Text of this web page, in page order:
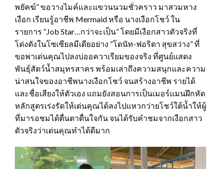
พยัคฆ์” ขอวางไมค์และแขวนนวมชั่วคราว มาสวมหาง
เงือก เรียนรู้อาชีพ Mermaid หรือ นางเงือกโชว์ ใน
รายการ “Job Star…กว่าจะเป็น” โดยมีเงือกสาวตัวจริงที่
โด่งดังในโซเชียลมีเดียอย่าง “โดนัท-ฟอริดา สุขสว่าง” ที่
ขอพาเด่นคุณไปลงบ่ออควาเรียมของจริง ที่ศูนย์แสดง
พันธุ์สัตว์น้ำสมุทรสาคร พร้อมเล่าถึงความสนุกและความ
น่าสนใจของอาชีพนางเงือกโชว์ จนสร้างอาชีพ รายได้
และชื่อเสียงให้ตัวเอง แถมยังสอนการเป็นเมอร์แมนฝึกหัด
หลักสูตรเร่งรัดให้เด่นคุณได้ลงไปแหวกว่ายโชว์ใต้น้ำให้ผู้
ที่มารอชมได้ตื่นตาตื่นใจกัน จนได้รับคำชมจากเงือกสาว
ตัวจริงว่าเด่นคุณทำได้ดีมาก